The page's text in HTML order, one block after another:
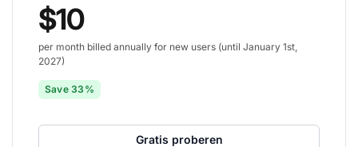
$10
per month billed annually for new users (until January 1st,
2027)
Save 33%
Gratis proberen